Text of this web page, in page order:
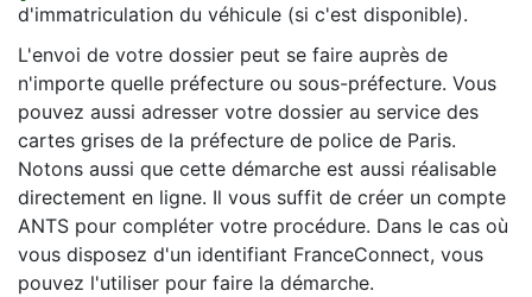
d'immatriculation du véhicule (si c'est disponible).
L'envoi de votre dossier peut se faire auprès de
n'importe quelle préfecture ou sous-préfecture. Vous
pouvez aussi adresser votre dossier au service des
cartes grises de la préfecture de police de Paris.
Notons aussi que cette démarche est aussi réalisable
directement en ligne. Il vous suffit de créer un compte
ANTS pour compléter votre procédure. Dans le cas où
vous disposez d'un identifiant FranceConnect, vous
pouvez l'utiliser pour faire la démarche.